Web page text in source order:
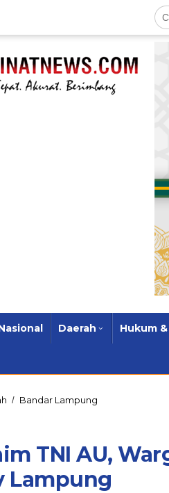
Daerah Hukum
/ Bandar Lampung
Warga
Bakungudik
Geruduk
Pemprov
TNI AU,
Lampung